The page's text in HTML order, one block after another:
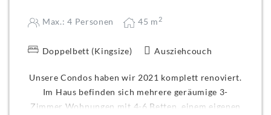
Max.: 4 Personen 45 m2
Doppelbett (Kingsize) Ausziehcouch
Unsere Condos haben wir 2021 komplett renoviert.
Im Haus befinden sich mehrere geräumige 3-
Zimmer Wohnungen mit 4-6 Betten, einem eigenen